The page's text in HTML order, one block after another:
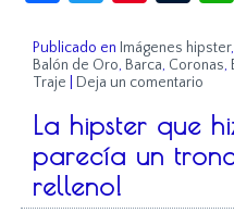
Publicado en Imágenes hipster,
Balón de Oro, Barca, Coronas,
Traje
Deja un comentario
La hipster que
parecía un
relleno!